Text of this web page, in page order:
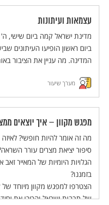
של ירושלים מעבר להיותה עיר
הבירה של מדינת ישראל בהווה.
לקדם הטמעה של ערכי הצדק,
והשלום בעולם הערכים של
והתלמידים.
עצמאות ועיתונות
מדינת ישראל קמה ביום שישי,
ביום ראשון הופיעו העיתונים
המדינה. מה עניין את הציבור
מערך שיעור
מפגש מקוון – איך יוצאים
מה זה אומר להיות חופשי?
סיפור יציאת מצרים עורר
הגלויות היומיות של המאייר זאב
בזמננו?
הצטרפו למפגש מקוון מיוחד של
של תרבות ישראל והכירו את